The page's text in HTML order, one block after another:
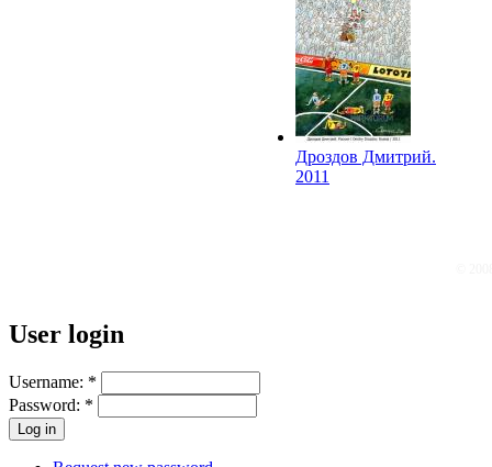
Дроздов Дмитрий.
2011
User login
Username: *
Password: *